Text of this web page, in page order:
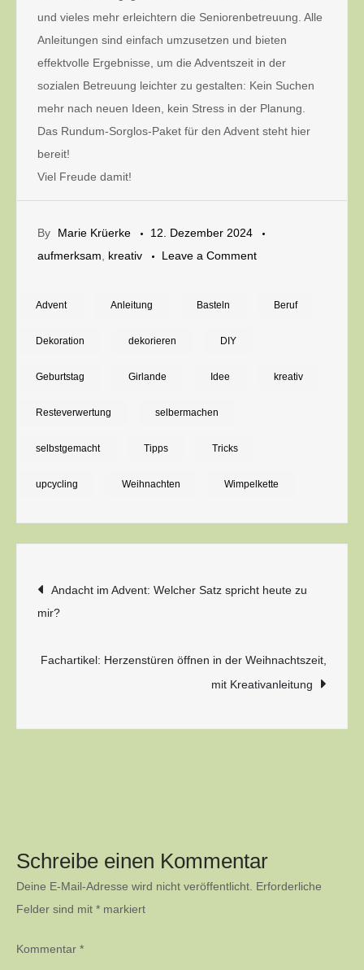
und vieles mehr erleichtern die Seniorenbetreuung. Alle
Anleitungen sind einfach umzusetzen und bieten
effektvolle Ergebnisse, um die Adventszeit in der
sozialen Betreuung leichter zu gestalten: Kein Suchen
mehr nach neuen Ideen, kein Stress in der Planung.
Das Rundum-Sorglos-Paket für den Advent steht hier
bereit!
Viel Freude damit!
By Marie Krüerke
12. Dezember 2024
aufmerksam
kreativ Leave a Commenton
Girlande
Advent Anleitung Basteln Beruf
Dekoration dekorieren DIY
Geburtstag Girlande Idee kreativ
Resteverwertung selbermachen
selbstgemacht Tipps Tricks
upcycling Weihnachten Wimpelkette
Beitragsnavigation
Andacht im Advent: Welcher Satz spricht heute zu
mir?
Fachartikel: Herzenstüren öffnen in der Weihnachtszeit,
mit Kreativanleitung
Schreibe einen Kommentar
Deine E-Mail-Adresse wird nicht veröffentlicht. Erforderliche
Felder sind mit * markiert
Kommentar *